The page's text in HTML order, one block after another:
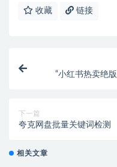
收藏 链接
“小红书热卖绝
下一篇
夸克网盘批量关键词检测
相关文章